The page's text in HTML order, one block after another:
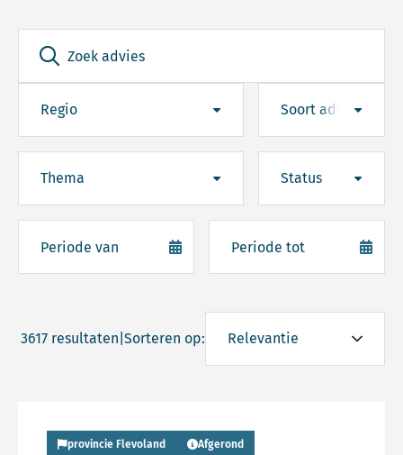
Regio Soort advies
Thema Status
3617 resultaten Sorteren op:
provincie Flevoland Afgerond